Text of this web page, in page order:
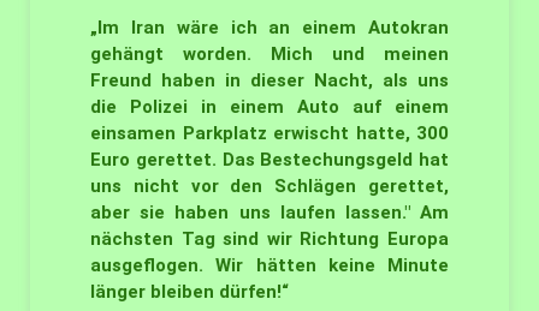
„Im Iran wäre ich an einem Autokran
gehängt worden. Mich und meinen
Freund haben in dieser Nacht, als uns
die Polizei in einem Auto auf einem
einsamen Parkplatz erwischt hatte, 300
Euro gerettet. Das Bestechungsgeld hat
uns nicht vor den Schlägen gerettet,
aber sie haben uns laufen lassen." Am
nächsten Tag sind wir Richtung Europa
ausgeflogen. Wir hätten keine Minute
länger bleiben dürfen!“